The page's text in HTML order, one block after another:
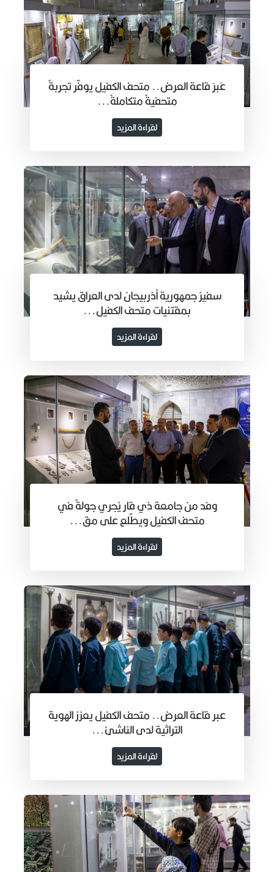
عَبرَ قاعة العرض.. متحف الكفيل يوفّر تجربةً
متحفيةً متكاملةً...
لقراءة المزيد
سفيرُ جمهورية أذربيجان لدى العراق يشيد
بمقتنيات متحف الكفيل...
لقراءة المزيد
وفد من جامعة ذي قار يُجري جولةً في
متحف الكفيل ويطّلع على مق...
لقراءة المزيد
عبر قاعة العرض.. متحف الكفيل يعزز الهوية
التراثية لدى الناشئ...
لقراءة المزيد